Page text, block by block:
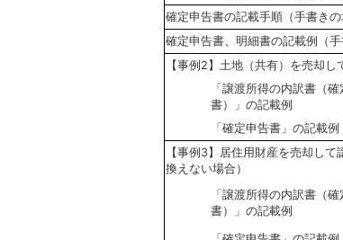
確定申告書の記載手順（手書きの
確定申告書、明細書の記載例（手
【事例2】土地（共有）を売却
「譲渡所得の内訳書（
書）」の記載例
「確定申告書」の記載例
【事例3】居住用財産を売却し
換えない場合）
「譲渡所得の内訳書（
書）」の記載例